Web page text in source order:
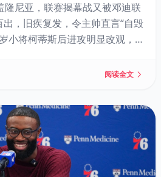
隆尼亚，联赛揭幕战又被邓迪联
，旧疾复发，令主帅直言“自毁
小将柯蒂斯后进攻明显改观，
阅读全文